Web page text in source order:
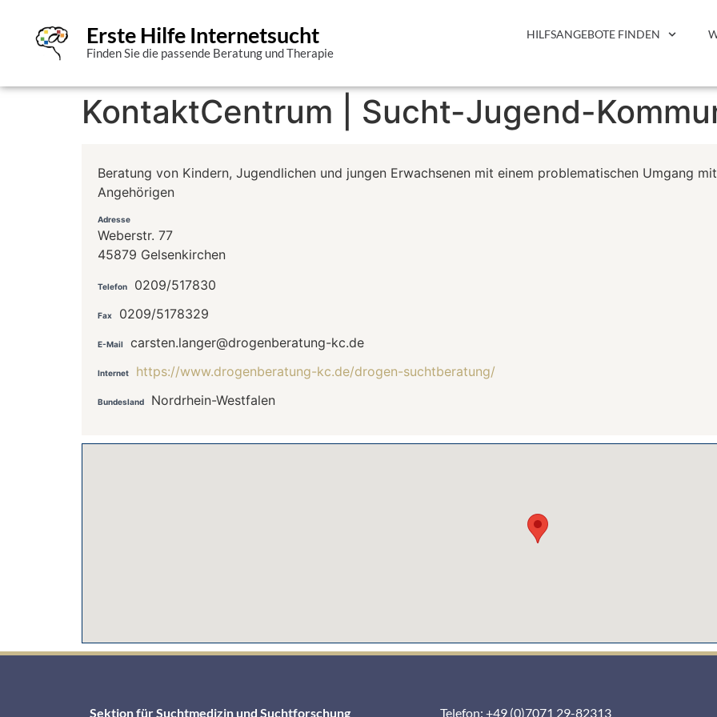
Erste Hilfe Internetsucht
Finden Sie die passende Beratung und Therapie
HILFSANGEBOTE FINDEN
KontaktCentrum | Sucht-Jugend-
Beratung von Kindern, Jugendlichen und jungen Erwachsenen mit einem problematischen Umgang
Angehörigen
Adresse
Weberstr. 77
45879 Gelsenkirchen
Telefon 0209/517830
Fax 0209/5178329
E-Mail carsten.langer@drogenberatung-kc.de
Internet https://www.drogenberatung-kc.de/drogen-suchtberatung/
Bundesland Nordrhein-Westfalen
Sektion für Suchtmedizin und Suchtforschung Telefon: +49 (0)7071 29-82313